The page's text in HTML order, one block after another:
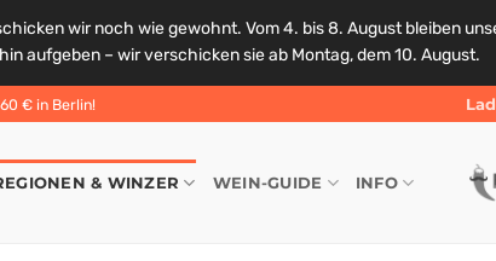
wir noch wie gewohnt. Vom 4. bis 8. August bleiben
aufgeben – wir verschicken sie ab Montag, dem 10. August.
€ in Berlin!
& WINZER WEIN-GUIDE INFO